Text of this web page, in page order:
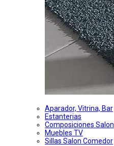
Aparador, Vitrina, Bar
Estanterias
Composiciones Salon
Muebles TV
Sillas Salon Comedor